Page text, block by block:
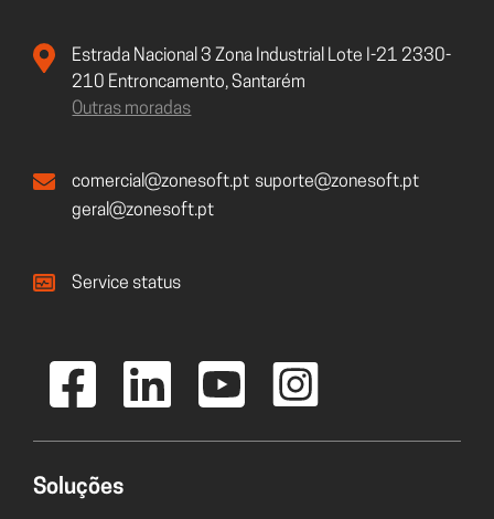
Estrada Nacional 3 Zona Industrial Lote I-21 2330-
210 Entroncamento, Santarém
Outras moradas
comercial@zonesoft.pt suporte@zonesoft.pt
geral@zonesoft.pt
Service status
Soluções